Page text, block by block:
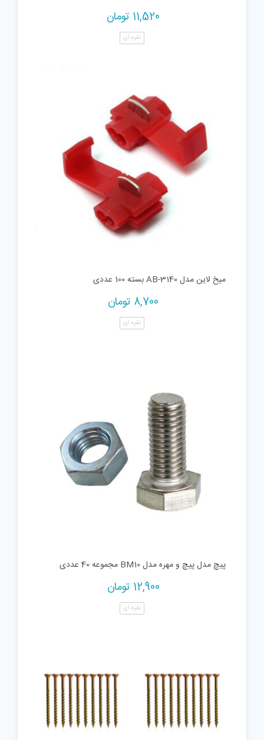
11,520 تومان
نقره ای
میخ لاین مدل AB-3140 بسته 100 عددی
8,700 تومان
نقره ای
پیچ مدل پیچ و مهره مدل BM10 مجموعه 40 عددی
12,900 تومان
نقره ای